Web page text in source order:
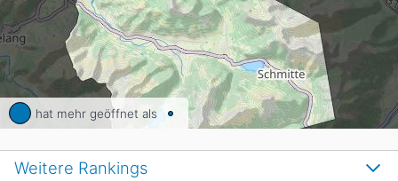
hat mehr geöffnet als
Weitere Rankings